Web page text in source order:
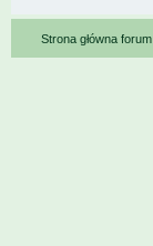
Strona główna forum